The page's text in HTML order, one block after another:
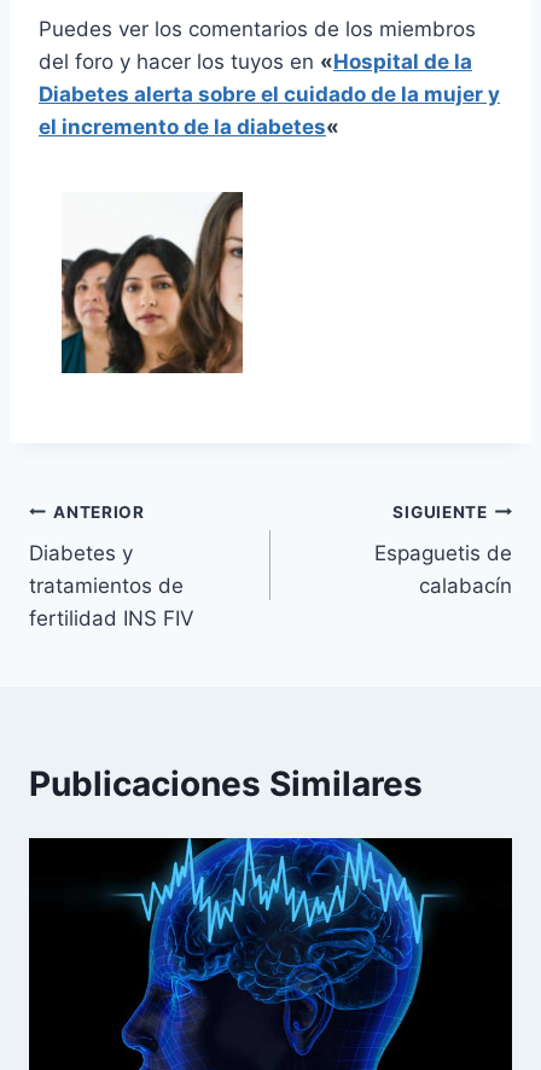
Puedes ver los comentarios de los miembros
del foro y hacer los tuyos en «Hospital de la
Diabetes alerta sobre el cuidado de la mujer y
el incremento de la diabetes«
Navegación
de
entradas
ANTERIOR
Diabetes y
tratamientos de
fertilidad INS FIV
SIGUIENTE
Espaguetis de
calabacín
Publicaciones Similares